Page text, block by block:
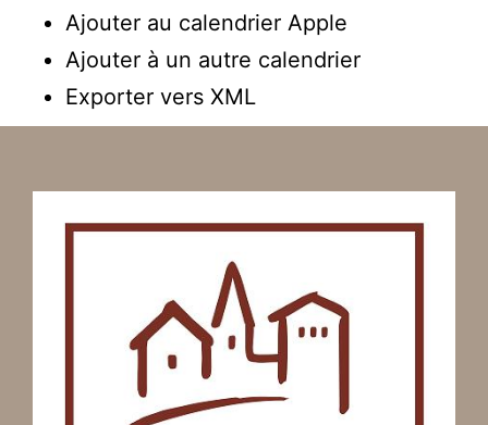
Ajouter au calendrier Apple
Ajouter à un autre calendrier
Exporter vers XML